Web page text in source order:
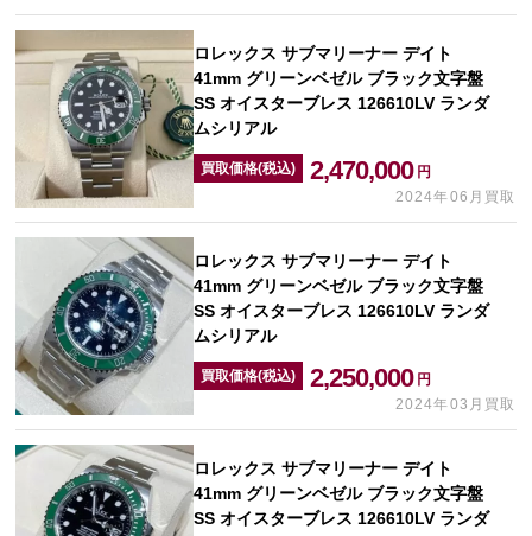
ロレックス サブマリーナー デイト
41mm グリーンベゼル ブラック文字盤
SS オイスターブレス 126610LV ランダ
ムシリアル
買取価格(税込) 2,470,000 円
2024年06月買取
ロレックス サブマリーナー デイト
41mm グリーンベゼル ブラック文字盤
SS オイスターブレス 126610LV ランダ
ムシリアル
買取価格(税込) 2,250,000 円
2024年03月買取
ロレックス サブマリーナー デイト
41mm グリーンベゼル ブラック文字盤
SS オイスターブレス 126610LV ランダ